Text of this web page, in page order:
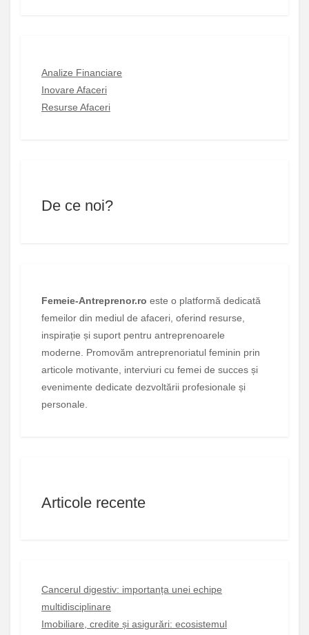
Analize Financiare
Inovare Afaceri
Resurse Afaceri
De ce noi?
Femeie-Antreprenor.ro este o platformă dedicată
femeilor din mediul de afaceri, oferind resurse,
inspirație și suport pentru antreprenoarele
moderne. Promovăm antreprenoriatul feminin prin
articole motivante, interviuri cu femei de succes și
evenimente dedicate dezvoltării profesionale și
personale.
Articole recente
Cancerul digestiv: importanța unei echipe
multidisciplinare
Imobiliare, credite și asigurări: ecosistemul